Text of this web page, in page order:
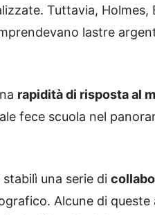
Tuttavia, Holmes,
lastre
rapidità di risposta al
fece scuola nel
una serie di
Alcune di queste